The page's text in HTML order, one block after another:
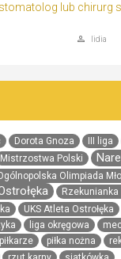
lub chirurg
lidia
Dorota Gnoza III liga
Mistrzostwa Polski
Olimpiada
Rzekunianka
UKS Atleta Ostrołęka
liga okręgowa
piłka nożna